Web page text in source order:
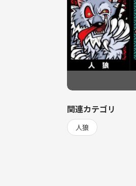
関連カテゴリ
人狼